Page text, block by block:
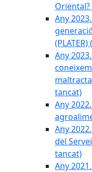
Any
Any
tancat)
Any
Any
del
tancat)
Any